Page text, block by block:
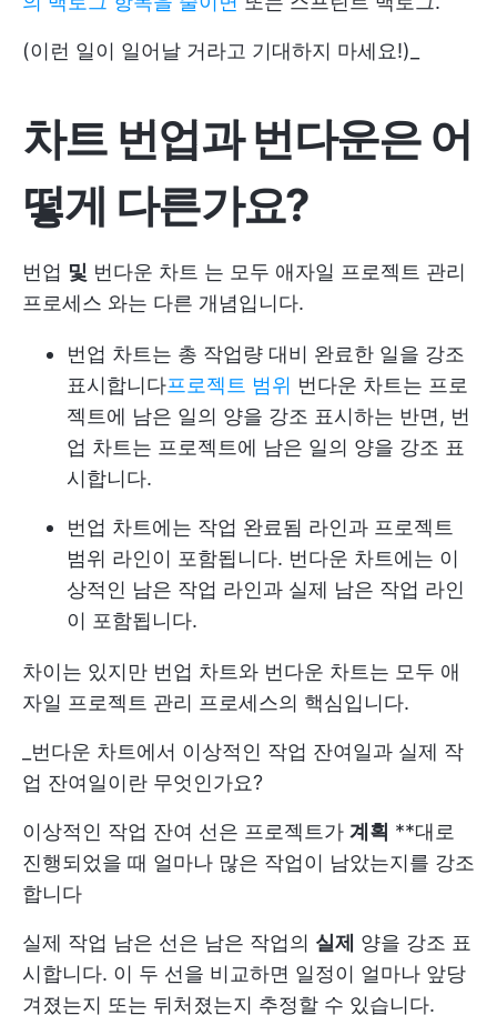
(이런 일이 일어날 거라고 기대하지 마세요!)_
차트 번업과 번다운은 어
떻게 다른가요?
번업 및 번다운 차트 는 모두 애자일 프로젝트 관리
프로세스 와는 다른 개념입니다.
번업 차트는 총 작업량 대비 완료한 일을 강조
표시합니다프로젝트 범위 번다운 차트는 프로
젝트에 남은 일의 양을 강조 표시하는 반면, 번
업 차트는 프로젝트에 남은 일의 양을 강조 표
시합니다.
번업 차트에는 작업 완료됨 라인과 프로젝트
범위 라인이 포함됩니다. 번다운 차트에는 이
상적인 남은 작업 라인과 실제 남은 작업 라인
이 포함됩니다.
차이는 있지만 번업 차트와 번다운 차트는 모두 애
자일 프로젝트 관리 프로세스의 핵심입니다.
_번다운 차트에서 이상적인 작업 잔여일과 실제 작
업 잔여일이란 무엇인가요?
이상적인 작업 잔여 선은 프로젝트가 계획 **대로
진행되었을 때 얼마나 많은 작업이 남았는지를 강조
합니다
실제 작업 남은 선은 남은 작업의 실제 양을 강조 표
시합니다. 이 두 선을 비교하면 일정이 얼마나 앞당
겨졌는지 또는 뒤처졌는지 추정할 수 있습니다.